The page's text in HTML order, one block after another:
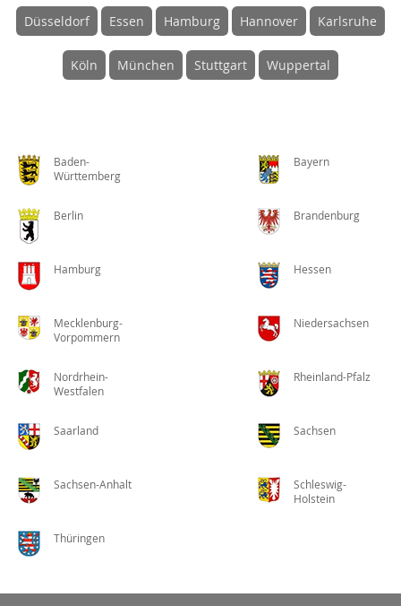
Düsseldorf Essen Hamburg Hannover Karlsruhe
Köln München Stuttgart Wuppertal
Baden-
Württemberg
Bayern
Berlin Brandenburg
Hamburg Hessen
Mecklenburg-
Vorpommern
Niedersachsen
Nordrhein-
Westfalen
Rheinland-Pfalz
Saarland Sachsen
Sachsen-Anhalt
Schleswig-
Holstein
Thüringen